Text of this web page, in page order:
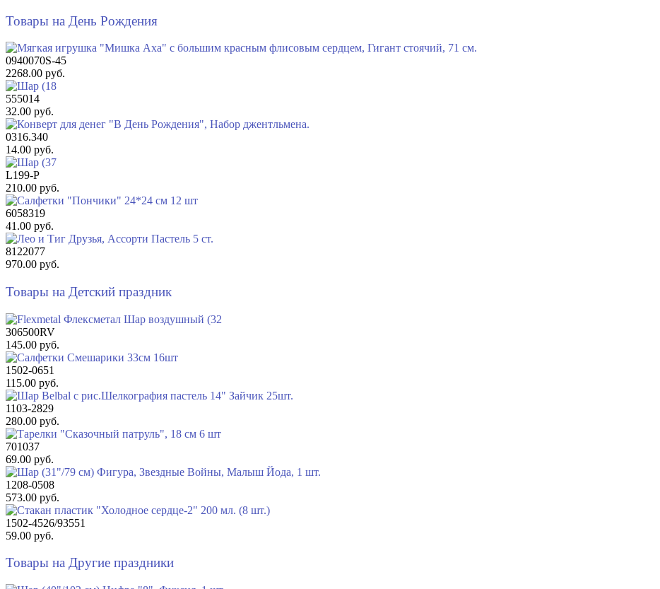
Товары на День Рождения
0940070S-45
2268.00 руб.
555014
32.00 руб.
0316.340
14.00 руб.
L199-P
210.00 руб.
6058319
41.00 руб.
8122077
970.00 руб.
Товары на Детский праздник
306500RV
145.00 руб.
1502-0651
115.00 руб.
1103-2829
280.00 руб.
701037
69.00 руб.
1208-0508
573.00 руб.
1502-4526/93551
59.00 руб.
Товары на Другие праздники